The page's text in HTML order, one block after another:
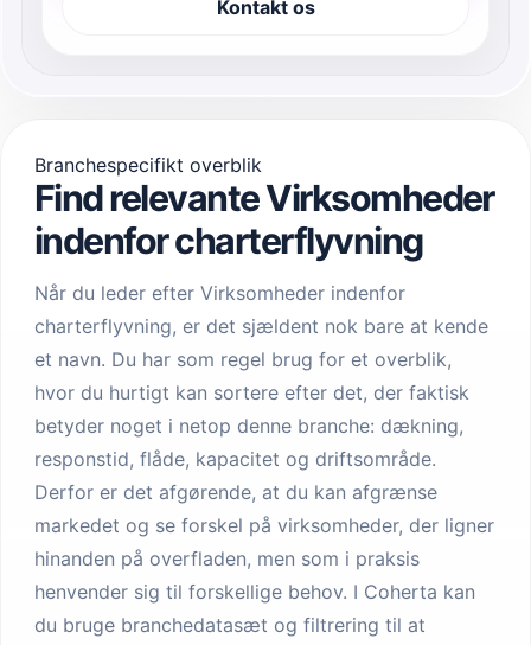
Kontakt os
Branchespecifikt overblik
Find relevante Virksomheder
indenfor charterflyvning
Når du leder efter Virksomheder indenfor
charterflyvning, er det sjældent nok bare at kende
et navn. Du har som regel brug for et overblik,
hvor du hurtigt kan sortere efter det, der faktisk
betyder noget i netop denne branche: dækning,
responstid, flåde, kapacitet og driftsområde.
Derfor er det afgørende, at du kan afgrænse
markedet og se forskel på virksomheder, der ligner
hinanden på overfladen, men som i praksis
henvender sig til forskellige behov. I Coherta kan
du bruge branchedatasæt og filtrering til at